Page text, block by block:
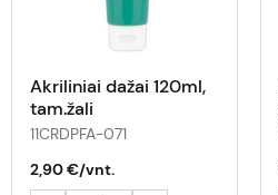
Akriliniai dažai 120ml,
tam.žali
11CRDPFA-071
2,90 €/vnt.